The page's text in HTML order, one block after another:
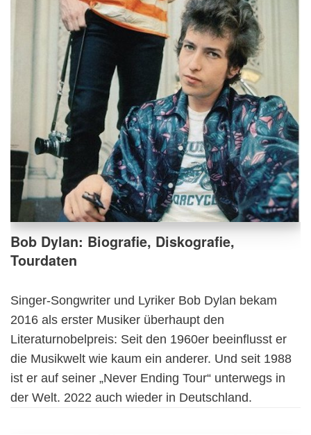
Bob Dylan: Biografie, Diskografie,
Tourdaten
Singer-Songwriter und Lyriker Bob Dylan bekam
2016 als erster Musiker überhaupt den
Literaturnobelpreis: Seit den 1960er beeinflusst er
die Musikwelt wie kaum ein anderer. Und seit 1988
ist er auf seiner „Never Ending Tour“ unterwegs in
der Welt. 2022 auch wieder in Deutschland.